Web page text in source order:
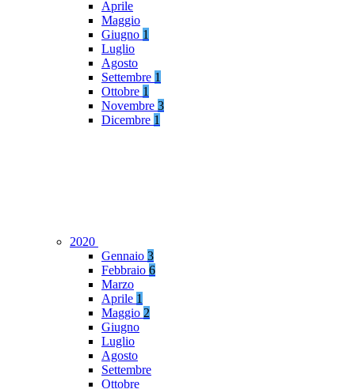
Aprile
Maggio
Giugno 1
Luglio
Agosto
Settembre 1
Ottobre 1
Novembre 3
Dicembre 1
2020
Gennaio 3
Febbraio 6
Marzo
Aprile 1
Maggio 2
Giugno
Luglio
Agosto
Settembre
Ottobre